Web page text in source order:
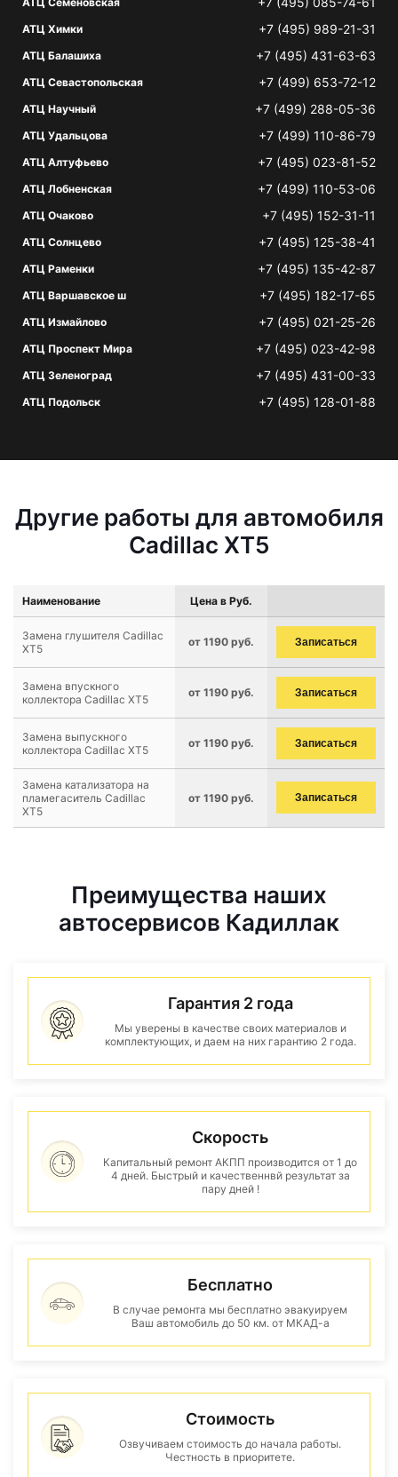
АТЦ Химки +7 (495) 989-21-31
АТЦ Балашиха +7 (495) 431-63-63
АТЦ Севастопольская +7 (499) 653-72-12
АТЦ Научный +7 (499) 288-05-36
АТЦ Удальцова +7 (499) 110-86-79
АТЦ Алтуфьево +7 (495) 023-81-52
АТЦ Лобненская +7 (499) 110-53-06
АТЦ Очаково +7 (495) 152-31-11
АТЦ Солнцево +7 (495) 125-38-41
АТЦ Раменки +7 (495) 135-42-87
АТЦ Варшавское ш +7 (495) 182-17-65
АТЦ Измайлово +7 (495) 021-25-26
АТЦ Проспект Мира +7 (495) 023-42-98
АТЦ Зеленоград +7 (495) 431-00-33
АТЦ Подольск +7 (495) 128-01-88
Другие работы для автомобиля
Cadillac XT5
Наименование Цена в Руб.
Замена глушителя Cadillac
XT5
от 1190 руб. Записаться
Замена впускного
коллектора Cadillac XT5
от 1190 руб. Записаться
Замена выпускного
коллектора Cadillac XT5
от 1190 руб. Записаться
Замена катализатора на
пламегаситель Cadillac
XT5
от 1190 руб. Записаться
Преимущества наших
автосервисов Кадиллак
Гарантия 2 года
Мы уверены в качестве своих материалов и
комплектующих, и даем на них гарантию 2 года.
Скорость
Капитальный ремонт АКПП производится от 1 до
4 дней. Быстрый и качественнвй результат за
пару дней !
Бесплатно
В случае ремонта мы бесплатно эвакуируем
Ваш автомобиль до 50 км. от МКАД-а
Стоимость
Озвучиваем стоимость до начала работы.
Честность в приоритете.